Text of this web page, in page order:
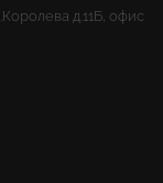
д.11Б, офис